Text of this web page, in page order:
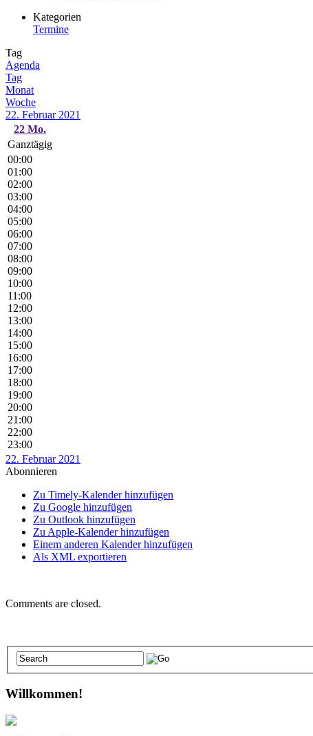
Kategorien
Termine
Tag
Agenda
Tag
Monat
Woche
22. Februar 2021
22 Mo.
Ganztägig
00:00
01:00
02:00
03:00
04:00
05:00
06:00
07:00
08:00
09:00
10:00
11:00
12:00
13:00
14:00
15:00
16:00
17:00
18:00
19:00
20:00
21:00
22:00
23:00
22. Februar 2021
Abonnieren
Zu Timely-Kalender hinzufügen
Zu Google hinzufügen
Zu Outlook hinzufügen
Zu Apple-Kalender hinzufügen
Einem anderen Kalender hinzufügen
Als XML exportieren
Comments are closed.
Willkommen!